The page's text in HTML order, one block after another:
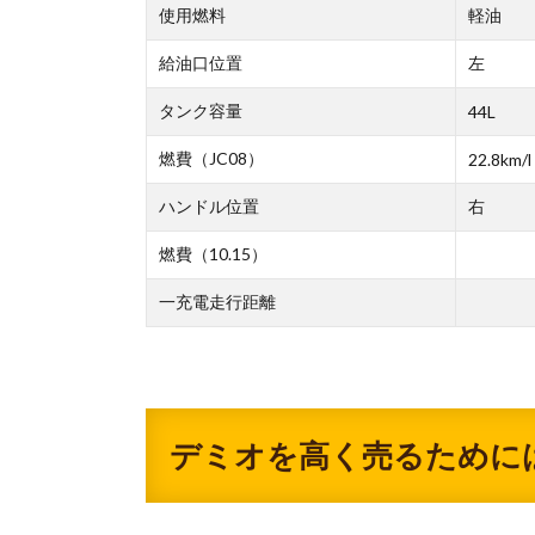
使用燃料 軽油
給油口位置 左
タンク容量 44L
燃費（JC08） 22.8km/l
ハンドル位置 右
燃費（10.15）
一充電走行距離
デミオを高く売るために